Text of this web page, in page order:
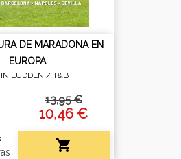
DE MARADONA EN
EUROPA
LUDDEN / T&B
13,95 €
10,46 €
